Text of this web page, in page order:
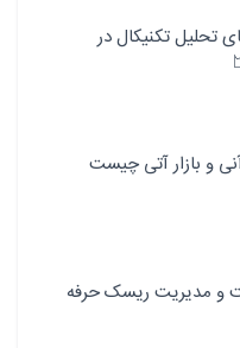
تحلیل تکنیکال در
و بازار آتی چیست
و مدیریت ریسک حرفه